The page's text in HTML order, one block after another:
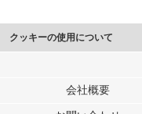
クッキーの使用について
このサイトでは Cookie を使
行っています。会社概要